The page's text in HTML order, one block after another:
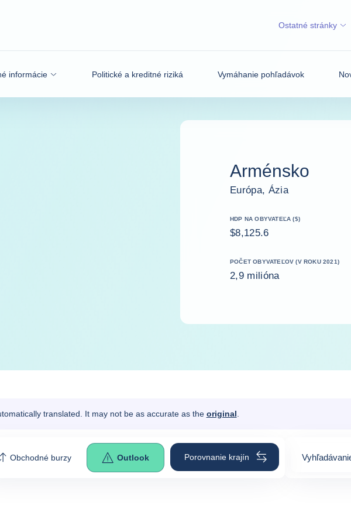
informácie Politické a kreditné riziká Vymáhanie pohľadávok
Ostatné stránky
Arménsko
Európa, Ázia
HDP NA OBYVATEĽA ($)
$8,125.6
POČET OBYVATEĽOV (V ROKU 2021)
2,9 milióna
translated. It may not be as accurate as the original
Obchodné burzy Outlook Porovnanie krajín